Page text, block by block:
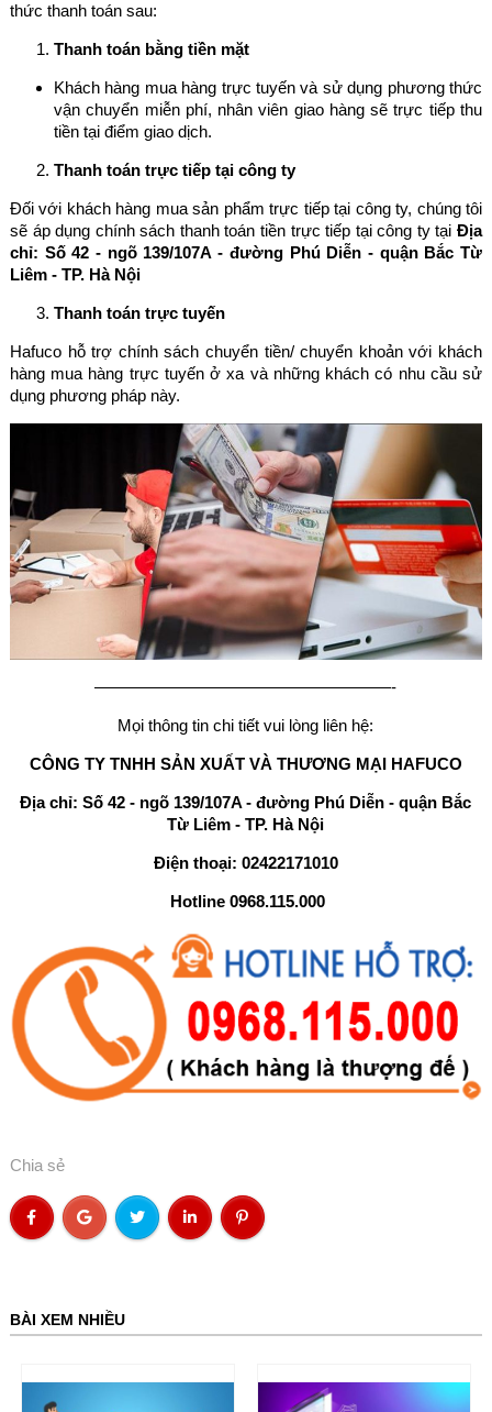
thức thanh toán sau:
Thanh toán bằng tiền mặt
Khách hàng mua hàng trực tuyến và sử dụng phương thức
vận chuyển miễn phí, nhân viên giao hàng sẽ trực tiếp thu
tiền tại điểm giao dịch.
Thanh toán trực tiếp tại công ty
Đối với khách hàng mua sản phẩm trực tiếp tại công ty, chúng tôi
sẽ áp dụng chính sách thanh toán tiền trực tiếp tại công ty tạiĐịa
chỉ: Số 42 - ngõ 139/107A - đường Phú Diễn - quận Bắc Từ
Liêm - TP. Hà Nội
Thanh toán trực tuyến
Hafuco hỗ trợ chính sách chuyển tiền/ chuyển khoản với khách
hàng mua hàng trực tuyến ở xa và những khách có nhu cầu sử
dụng phương pháp này.
——————————————————-
Mọi thông tin chi tiết vui lòng liên hệ:
CÔNG TY TNHH SẢN XUẤT VÀ THƯƠNG MẠI HAFUCO
Địa chỉ: Số 42 - ngõ 139/107A - đường Phú Diễn - quận Bắc
Từ Liêm - TP. Hà Nội
Điện thoại: 02422171010
Hotline 0968.115.000
Chia sẻ
BÀI XEM NHIỀU